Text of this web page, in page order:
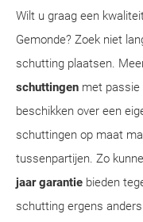
Wilt u graag een
Gemonde? Zoek niet
schutting plaatsen.
schuttingen met passie
beschikken over een
schuttingen op maat
tussenpartijen. Zo
jaar garantie bieden
schutting ergens